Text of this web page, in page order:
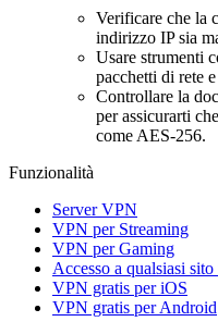
Verificare che la
indirizzo IP sia
Usare strumenti
pacchetti di rete
Controllare la
per assicurarti
come AES-256.
Funzionalità
Server VPN
VPN per Streaming
VPN per Gaming
Accesso a qualsiasi
VPN gratis per iOS
VPN gratis per Android